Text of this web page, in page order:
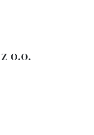
O.O.